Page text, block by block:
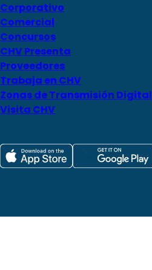
Corporativo
Comercial
Concursos
CHV Presenta
Proveedores
Trabaja en CHV
Zonas de Transmisión Digital
Visita CHV